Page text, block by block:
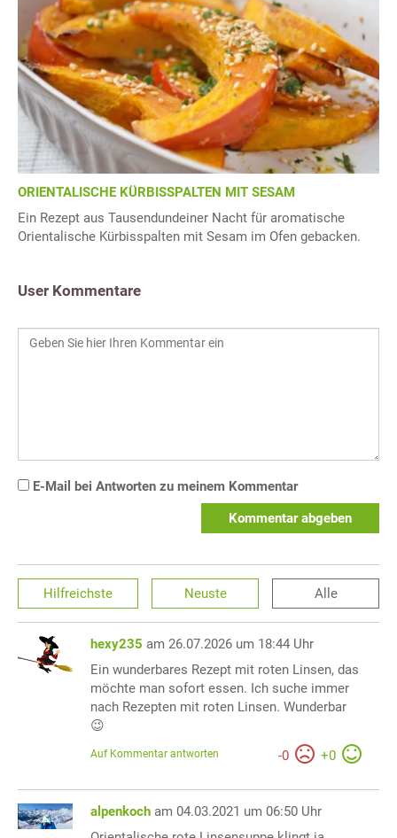
ORIENTALISCHE KÜRBISSPALTEN MIT SESAM
Ein Rezept aus Tausendundeiner Nacht für aromatische
Orientalische Kürbisspalten mit Sesam im Ofen gebacken.
User Kommentare
E-Mail bei Antworten zu meinem Kommentar
Kommentar abgeben
Hilfreichste Neuste Alle
hexy235 am 26.07.2026 um 18:44 Uhr
Ein wunderbares Rezept mit roten Linsen, das
möchte man sofort essen. Ich suche immer
nach Rezepten mit roten Linsen. Wunderbar
😉
-0 +0
Auf Kommentar antworten
alpenkoch am 04.03.2021 um 06:50 Uhr